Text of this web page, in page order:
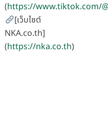
(https://www.tiktok.com/
[เว็บไซต์
NKA.co.th]
(https://nka.co.th)